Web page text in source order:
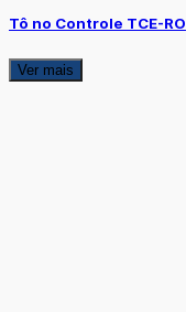
Tô no Controle TCE-RO
Ver mais